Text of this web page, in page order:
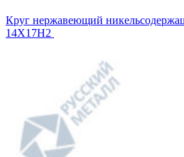
Круг нержавеющий
14Х17Н2